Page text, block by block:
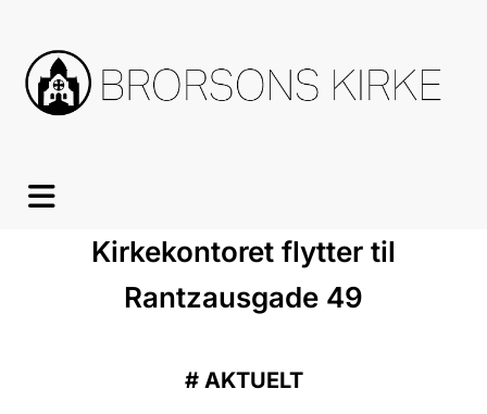
Kirkekontoret flytter til
Rantzausgade 49
# AKTUELT